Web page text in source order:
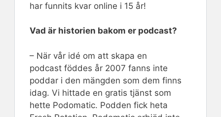
har funnits kvar online i 15 år!
Vad är historien bakom er podcast?
– När vår idé om att skapa en
podcast föddes år 2007 fanns inte
poddar i den mängden som dem finns
idag. Vi hittade en gratis tjänst som
hette Podomatic. Podden fick heta